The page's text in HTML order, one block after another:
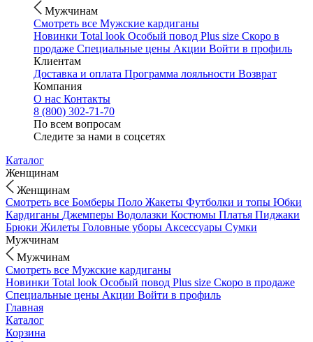
Мужчинам
Смотреть все Мужские кардиганы
Новинки Total look Особый повод Plus size Скоро в
продаже Специальные цены Акции Войти в профиль
Клиентам
Доставка и оплата Программа лояльности Возврат
Компания
О нас Контакты
8 (800) 302-71-70
По всем вопросам
Следите за нами в соцсетях
Каталог
Женщинам
Женщинам
Смотреть все Бомберы Поло Жакеты Футболки и топы Юбки
Кардиганы Джемперы Водолазки Костюмы Платья Пиджаки
Брюки Жилеты Головные уборы Аксессуары Сумки
Мужчинам
Мужчинам
Смотреть все Мужские кардиганы
Новинки Total look Особый повод Plus size Скоро в продаже
Специальные цены Акции Войти в профиль
Главная
Каталог
Корзина